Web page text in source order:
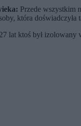
Przede wszystkim
która doświadczyła
lat ktoś był izolowany